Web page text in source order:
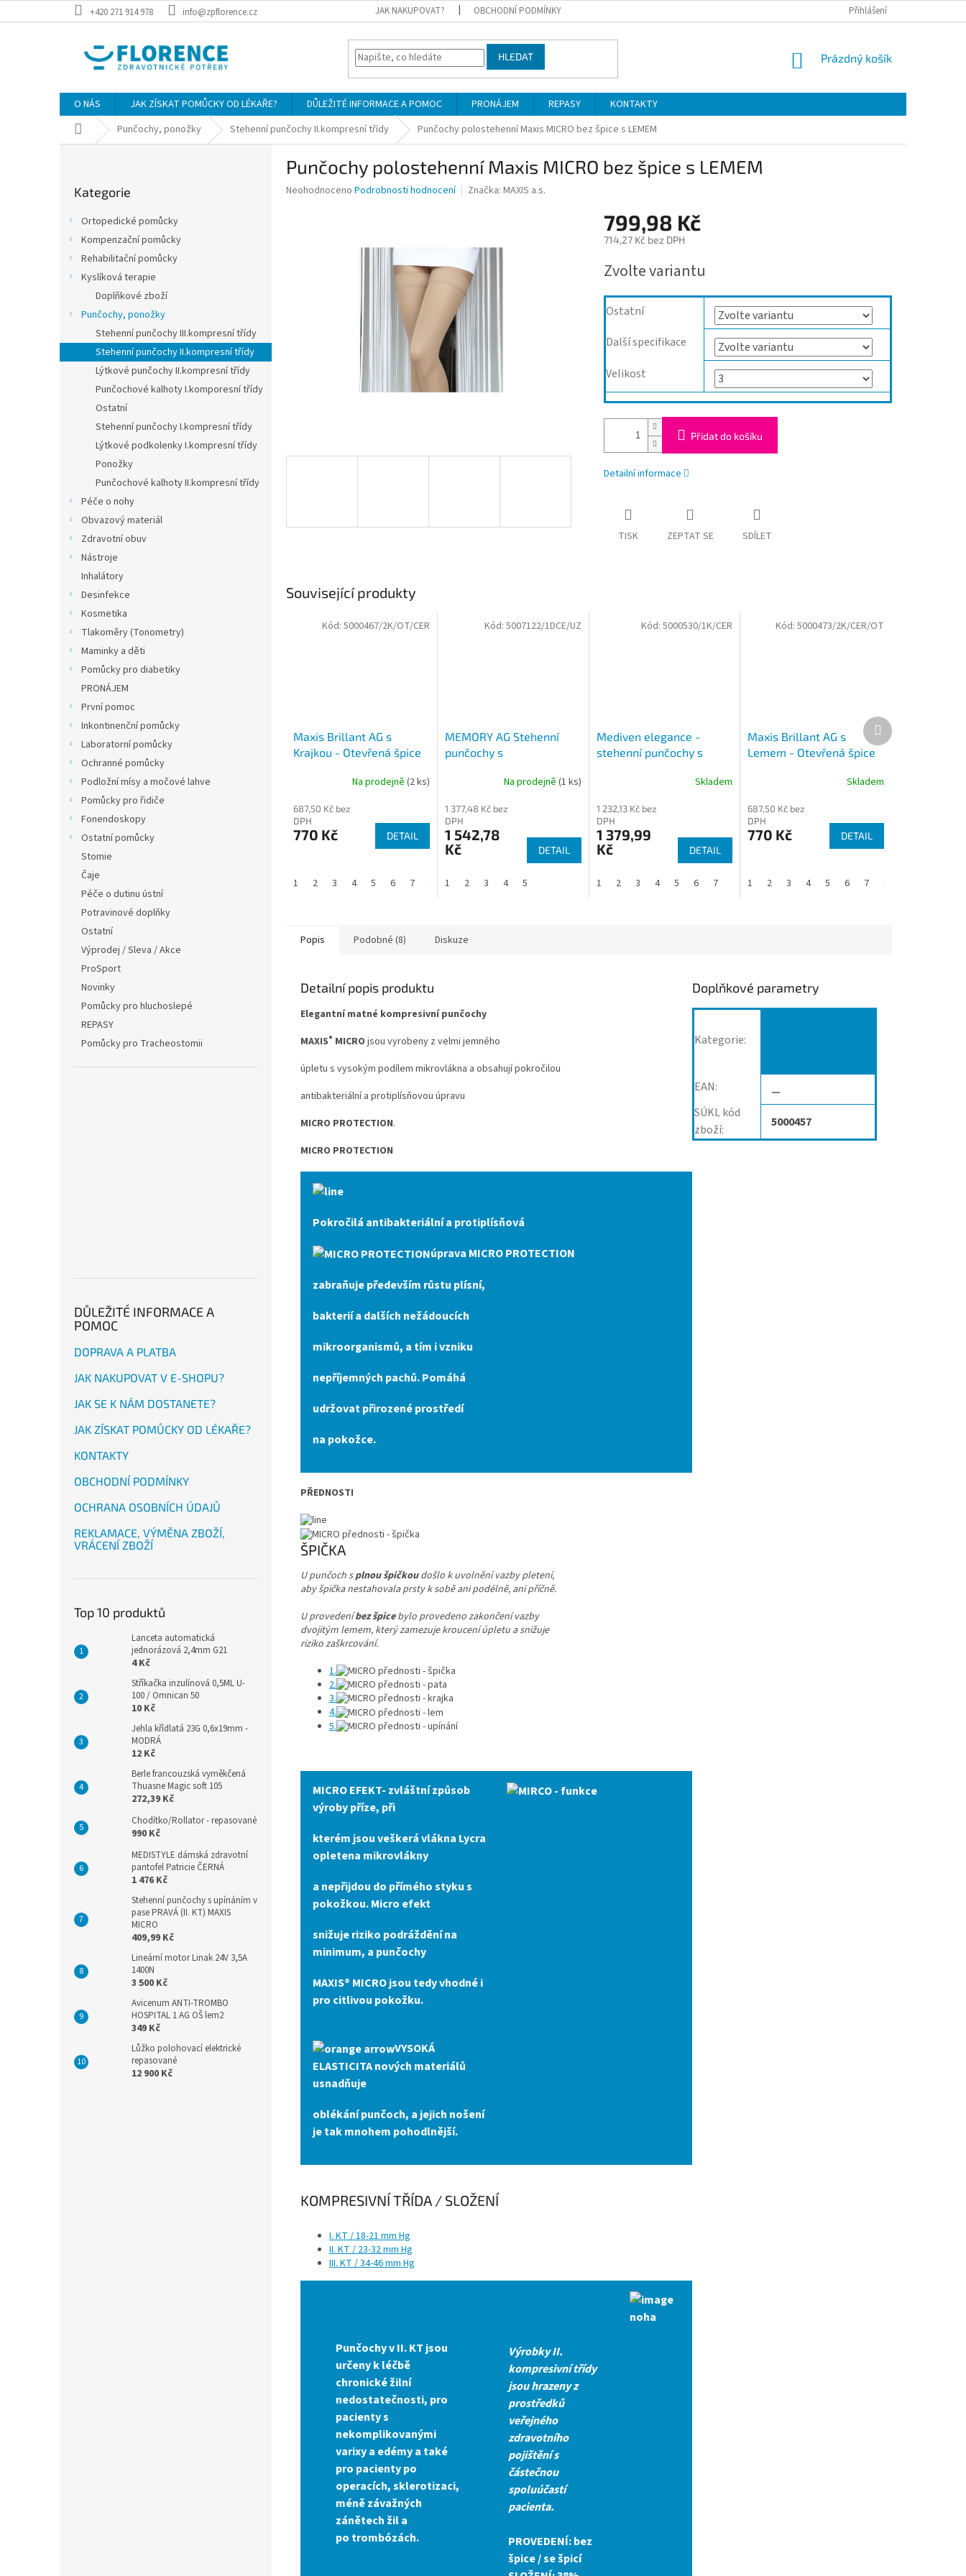
na
+420 271 914 978 info@zpflorence.cz JAK NAKUPOVAT? OBCHODNÍ PODMÍNKY Přihlášení
HLEDAT
NÁKUPNÍ
Prázdný košík
O NÁS JAK ZÍSKAT POMŮCKY OD LÉKAŘE? DŮLEŽITÉ INFORMACE A POMOC PRONÁJEM REPASY
KONTAKTY
Domů Punčochy, ponožky Stehenní punčochy II.kompresní třídy Punčochy polostehenní Maxis MICRO bez špice s LEMEM
e
l
kategorie
Kategorie
Ortopedické pomůcky
Kompenzační pomůcky
Rehabilitační pomůcky
Kyslíková terapie
Doplňkové zboží
Punčochy, ponožky
Stehenní punčochy III.kompresní třídy
Stehenní punčochy II.kompresní třídy
Lýtkové punčochy II.kompresní třídy
Punčochové kalhoty I.komporesní třídy
Ostatní
Stehenní punčochy I.kompresní třídy
Lýtkové podkolenky I.kompresní třídy
Ponožky
Punčochové kalhoty II.kompresní třídy
Péče o nohy
Obvazový materiál
Zdravotní obuv
Nástroje
Inhalátory
Desinfekce
Kosmetika
Tlakoměry (Tonometry)
Maminky a děti
Pomůcky pro diabetiky
PRONÁJEM
První pomoc
Inkontinenční pomůcky
Laboratorní pomůcky
Ochranné pomůcky
Podložní mísy a močové lahve
Pomůcky pro řidiče
Fonendoskopy
Ostatní pomůcky
Stomie
Čaje
Péče o dutinu ústní
Potravinové doplňky
Ostatní
Výprodej / Sleva / Akce
ProSport
Novinky
Pomůcky pro hluchoslepé
REPASY
Pomůcky pro Tracheostomii
DŮLEŽITÉ INFORMACE A
POMOC
DOPRAVA A PLATBA
JAK NAKUPOVAT V E-SHOPU?
JAK SE K NÁM DOSTANETE?
JAK ZÍSKAT POMŮCKY OD LÉKAŘE?
KONTAKTY
OBCHODNÍ PODMÍNKY
OCHRANA OSOBNÍCH ÚDAJŮ
REKLAMACE, VÝMĚNA ZBOŽÍ,
VRÁCENÍ ZBOŽÍ
Top 10 produktů
Lanceta automatická
jednorázová 2,4mm G21
4 Kč
Stříkačka inzulínová 0,5ML U-
100 / Omnican 50
10 Kč
Jehla křídlatá 23G 0,6x19mm -
MODRÁ
12 Kč
Berle francouzská vyměkčená
Thuasne Magic soft 105
272,39 Kč
Chodítko/Rollator - repasované
990 Kč
MEDISTYLE dámská zdravotní
pantofel Patricie ČERNÁ
1 476 Kč
Stehenní punčochy s upínáním v
pase PRAVÁ (II. KT) MAXIS
MICRO
409,99 Kč
Lineární motor Linak 24V 3,5A
1400N
3 500 Kč
Avicenum ANTI-TROMBO
HOSPITAL 1 AG OŠ lem2
349 Kč
Lůžko polohovací elektrické
repasované
12 900 Kč
Punčochy polostehenní Maxis MICRO bez špice s LEMEM
Průměrné
Neohodnoceno Podrobnosti hodnocení Značka: MAXIS a.s.
799,98 Kč
714,27 Kč bez DPH
cena:
Zvolte variantu
Ostatní
Další specifikace
Velikost
Přidat do košíku
Detailní informace
TISK ZEPTAT SE SDÍLET
Související produkty
Maxis Brillant AG s
Krajkou - Otevřená špice
produktu
je
4,5
hvězdiček.
Na prodejně (2 ks)
687,50 Kč bez
DPH
770 Kč DETAIL
1 2 3 4 5 6 7 8
Kód: 5000467/2K/OT/CER
MEMORY AG Stehenní
punčochy s
Uzavřená špiceNa prodejně (1 ks)
1 377,48 Kč bez
DPH
1 542,78
Kč
DETAIL
1 2 3 4 5
Kód: 5007122/1DCE/UZ
Mediven elegance -
stehenní punčochy s
Skladem
1 232,13 Kč bez
DPH
1 379,99
Kč
DETAIL
1 2 3 4 5 6 7
Kód:5000530/1K/CER
Maxis Brillant AG s
Lemem - Otevřená špice
Skladem
687,50 Kč bez
DPH
770 Kč DETAIL
1 2 3 4 5 6 7 8
Kód: 5000473/2K/CER/OT
Další
produkt
Popis Podobné (8) Diskuze
Detailní popis produktu
Elegantní matné kompresivní punčochy
MAXIS® MICRO jsou vyrobeny z velmi jemného
úpletu s vysokým podílem mikrovlákna a obsahují pokročilou
antibakteriální a protiplísňovou úpravu
MICRO PROTECTION.
MICRO PROTECTION
Pokročilá antibakteriální a protiplísňová
úprava MICRO PROTECTION
zabraňuje především růstu plísní,
bakterií a dalších nežádoucích
mikroorganismů, a tím i vzniku
nepříjemných pachů. Pomáhá
udržovat přirozené prostředí
na pokožce.
PŘEDNOSTI
ŠPIČKA
U punčoch splnou špičkou došlo k uvolnění vazby pletení,
aby špička nestahovala prsty k sobě ani podélně, ani příčně.
U provedení bez špice bylo provedeno zakončení vazby
dvojitým lemem, který zamezuje kroucení úpletu a snižuje
riziko zaškrcování.
1.
2.
3.
4.
5.
MICRO EFEKT- zvláštní způsob
výroby příze, při
kterém jsou veškerá vlákna Lycra
opletena mikrovlákny
a nepřijdou do přímého styku s
pokožkou. Micro efekt
snižuje riziko podráždění na
minimum, a punčochy
MAXIS® MICROjsou tedy vhodné i
pro citlivou pokožku.
VYSOKÁ
ELASTICITAnových materiálů
usnadňuje
oblékání punčoch, a jejich nošení
je tak mnohem pohodlnější.
KOMPRESIVNÍ TŘÍDA / SLOŽENÍ
I. KT / 18-21 mm Hg
II. KT / 23-32 mm Hg
III. KT / 34-46 mm Hg
Punčochy v II. KT jsou
určeny k léčbě
chronické žilní
nedostatečnosti, pro
pacienty s
nekomplikovanými
varixy a edémy a také
pro pacienty po
operacích, sklerotizaci,
méně závažných
zánětech žil a
po trombózách.
Výrobky II.
kompresivní třídy
jsou hrazeny z
prostředků
veřejného
zdravotního
pojištění s
částečnou
spoluúčastí
pacienta.
PROVEDENÍ:bez
špice / se špicí
Doplňkové parametry
Kategorie:
EAN:
—
SÚKL kód
zboží: 5000457